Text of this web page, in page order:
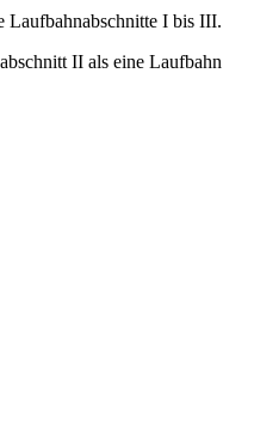
Laufbahnabschnitte I bis III.
II als eine Laufbahn